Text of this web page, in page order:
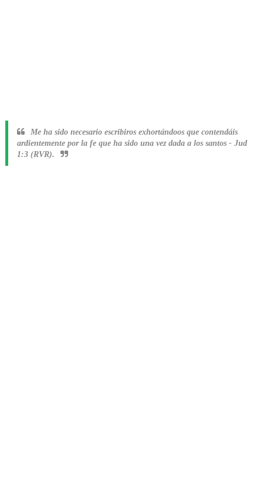
Me ha sido necesario escribiros exhortándoos que contendáis
ardientemente por la fe que ha sido una vez dada a los santos - Jud
1:3 (RVR).